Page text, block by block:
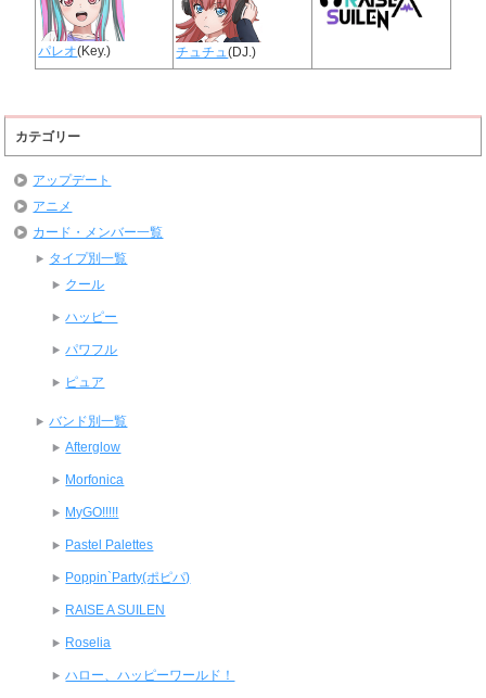
パレオ(Key.) チュチュ(DJ.)
カテゴリー
アップデート
アニメ
カード・メンバー一覧
タイプ別一覧
クール
ハッピー
パワフル
ピュア
バンド別一覧
Afterglow
Morfonica
MyGO!!!!!
Pastel Palettes
Poppin`Party(ポピパ)
RAISE A SUILEN
Roselia
ハロー、ハッピーワールド！